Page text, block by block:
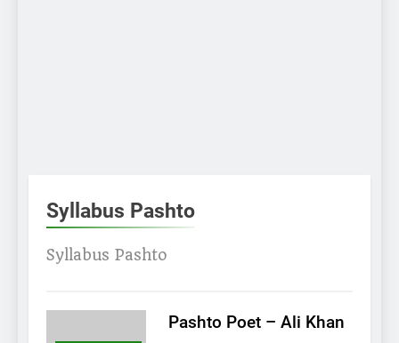
Syllabus Pashto
Syllabus Pashto
Pashto Poet – ‌Ali Khan